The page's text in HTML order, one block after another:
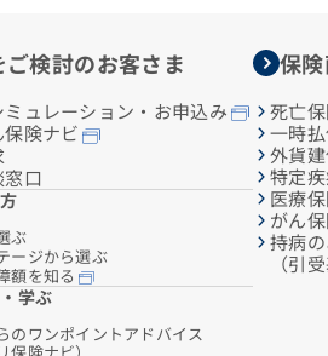
検討のお客さま
ュレーション・お申込み
険ナビ
口
ぶ
ージから選ぶ
額を知る
学ぶ
のワンポイントアドバイス
保
死亡保
一時
外貨
特定
医療保
がん
持病
（引